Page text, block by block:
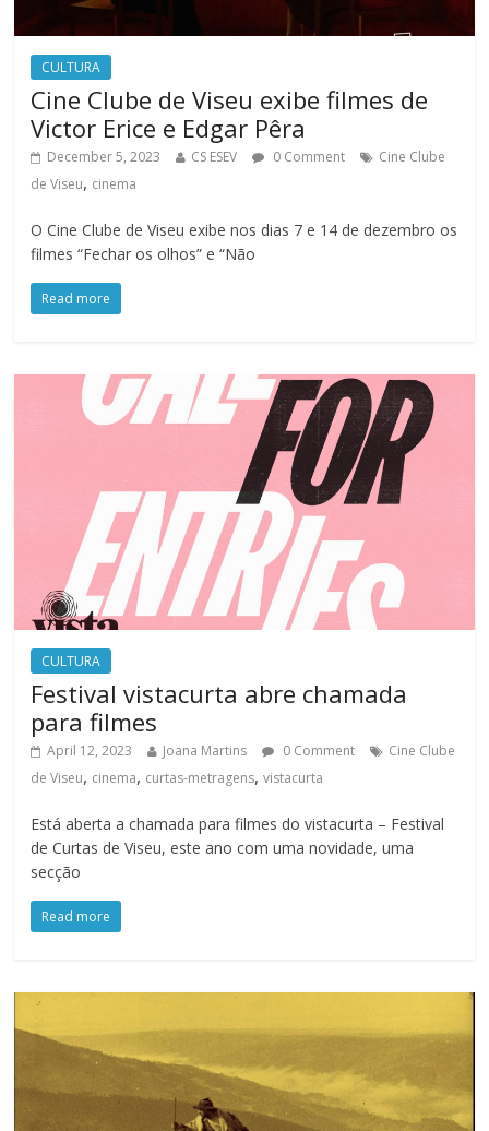
CULTURA
Cine Clube de Viseu exibe filmes de
Victor Erice e Edgar Pêra
December 5, 2023 CS ESEV 0 Comment
Cine Clube
de Viseu, cinema
O Cine Clube de Viseu exibe nos dias 7 e 14 de dezembro os
filmes “Fechar os olhos” e “Não
Read more
CULTURA
Festival vistacurta abre chamada
para filmes
April 12, 2023 Joana Martins 0 Comment
Cine Clube
de Viseu, cinema, curtas-metragens,vistacurta
Está aberta a chamada para filmes do vistacurta – Festival
de Curtas de Viseu, este ano com uma novidade, uma
secção
Read more